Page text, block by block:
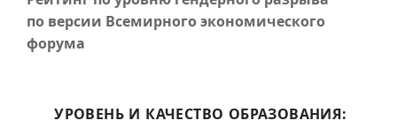
по версии Всемирного экономического
форума
УРОВЕНЬ И КАЧЕСТВО ОБРАЗОВАНИЯ: